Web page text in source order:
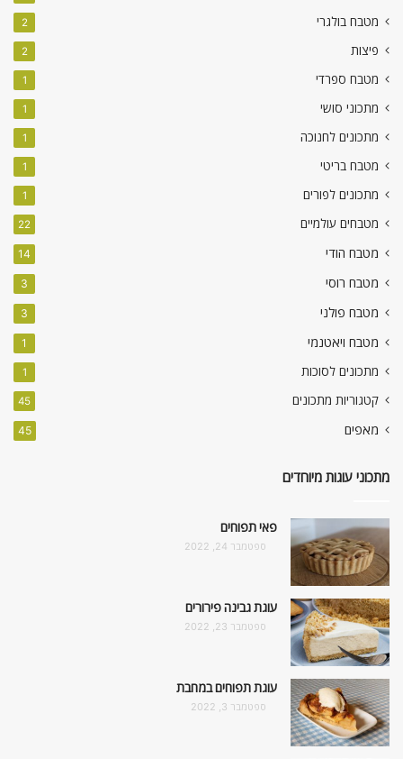
מטבח בולגרי 2
פיצות 2
מטבח ספרדי 1
מתכוני סושי 1
מתכונים לחנוכה 1
מטבח בריטי 1
מתכונים לפורים 1
מטבחים עולמיים 22
מטבח הודי 14
מטבח רוסי 3
מטבח פולני 3
מטבח ויאטנמי 1
מתכונים לסוכות 1
קטגוריות מתכונים 45
מאפים 45
מתכוני עוגות מיוחדים
פאי תפוחים
ספטמבר 24, 2022
עוגת גבינה פירורים
ספטמבר 23, 2022
עוגת תפוחים במחבת
ספטמבר 3, 2022